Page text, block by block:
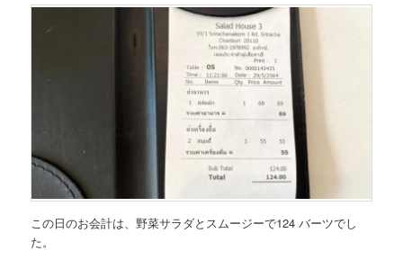
この日のお会計は、 野菜サラダとスムージーで124 バーツでし
た。